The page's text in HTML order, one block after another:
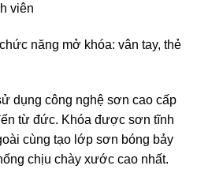
viên
năng mở khóa: vân tay, thẻ
dụng công nghệ sơn cao cấp
từ đức. Khóa được sơn tĩnh
cùng tạo lớp sơn bóng bảy
chịu chày xước cao nhất.